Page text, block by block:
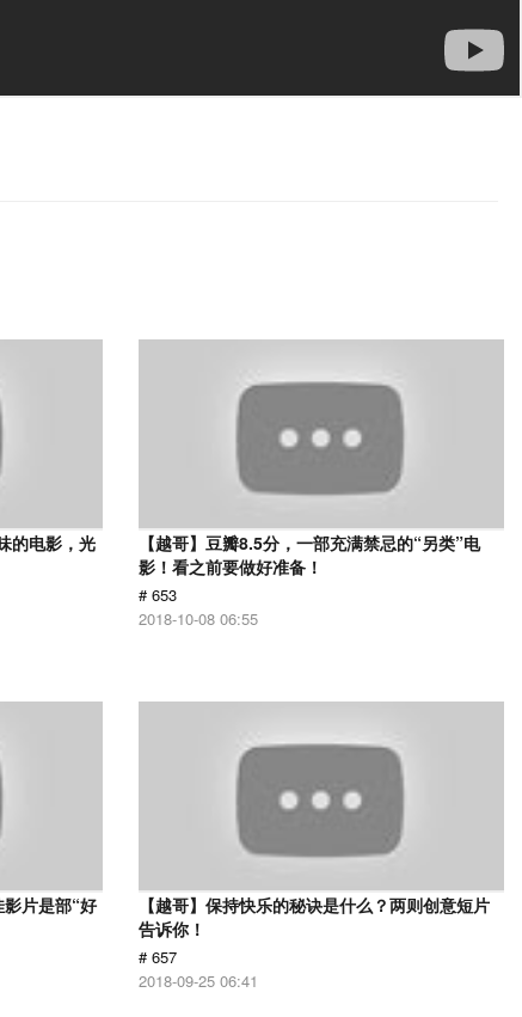
的电影，光
【越哥】豆瓣8.5分，一部充满禁忌的“另类”电
影！看之前要做好准备！
# 653
2018-10-08 06:55
影片是部“好
【越哥】保持快乐的秘诀是什么？两则创意短片
告诉你！
# 657
2018-09-25 06:41